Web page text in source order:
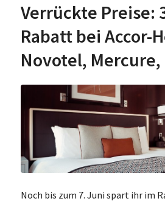
Verrückte Preise:
Rabatt bei Accor-
Novotel,
Noch bis zum 7. Juni spart ihr im